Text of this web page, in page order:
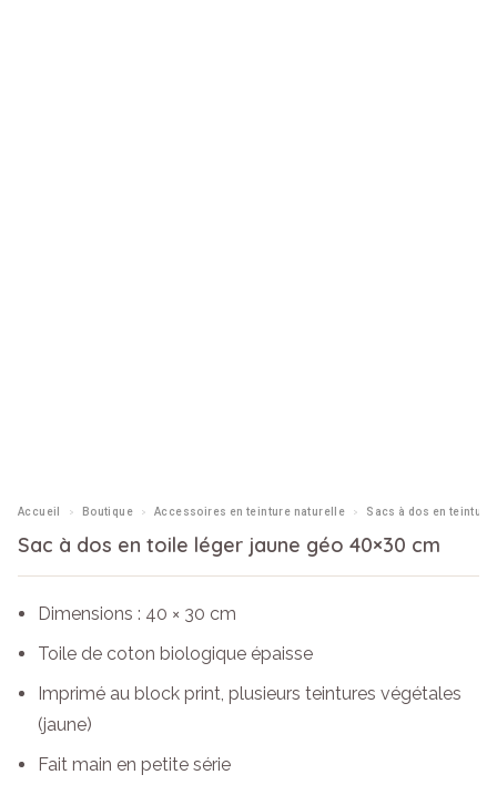
Accueil › Boutique › Accessoires en teinture naturelle › Sacs à dos en
Sac à dos en toile léger jaune géo 40×30 cm
Dimensions : 40 × 30 cm
Toile de coton biologique épaisse
Imprimé au block print, plusieurs teintures végétales
(jaune)
Fait main en petite série